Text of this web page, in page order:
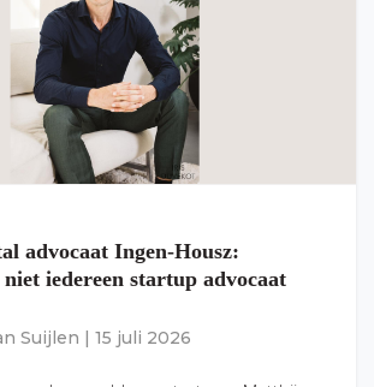
advocaat Ingen-Housz:
iedereen startup advocaat
Suijlen 15 juli 2026